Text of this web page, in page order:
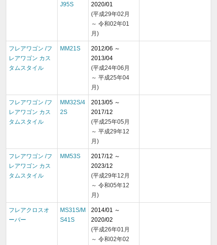
J95S
2020/01
(平成29年02月
～ 令和02年01
月)
フレアワゴン /フ
レアワゴン カス
タムスタイル
MM21S
2012/06 ～
2013/04
(平成24年06月
～ 平成25年04
月)
フレアワゴン /フ
レアワゴン カス
タムスタイル
MM32S/4
2S
2013/05 ～
2017/12
(平成25年05月
～ 平成29年12
月)
フレアワゴン /フ
レアワゴン カス
タムスタイル
MM53S
2017/12 ～
2023/12
(平成29年12月
～ 令和05年12
月)
フレアクロスオ
ーバー
MS31S/M
S41S
2014/01 ～
2020/02
(平成26年01月
～ 令和02年02